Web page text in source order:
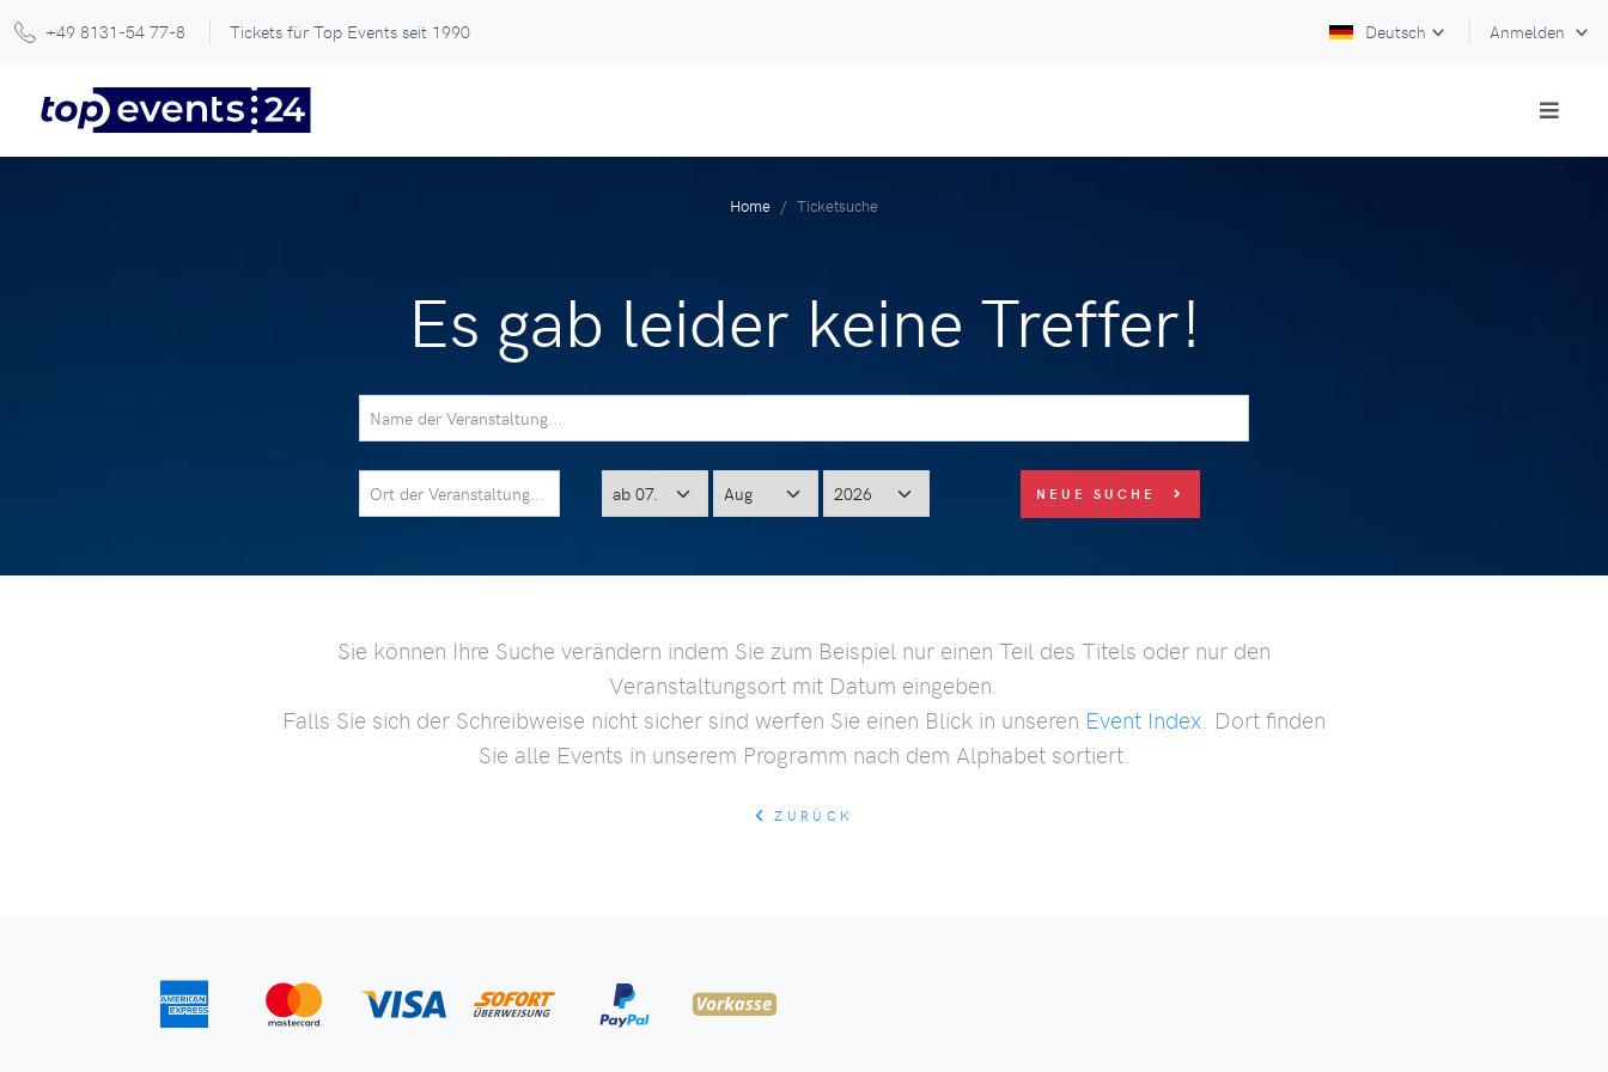
+49 8131-54 77-8 Tickets für Top Events seit 1990 Deutsch Anmelden
Home Ticketsuche
Es gab leider keine Treffer!
NEUE SUCHE
Sie können Ihre Suche verändern indem Sie zum Beispiel nur einen Teil des Titels oder nur den
Veranstaltungsort mit Datum eingeben.
Falls Sie sich der Schreibweise nicht sicher sind werfen Sie einen Blick in unseren Event Index. Dort finden
Sie alle Events in unserem Programm nach dem Alphabet sortiert.
ZURÜCK